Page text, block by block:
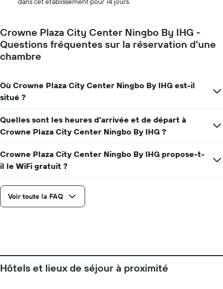
Crowne Plaza City Center Ningbo By IHG -
Questions fréquentes sur la réservation d’une
chambre
Où Crowne Plaza City Center Ningbo By IHG est-il
situé ?
Quelles sont les heures d’arrivée et de départ à
Crowne Plaza City Center Ningbo By IHG ?
Crowne Plaza City Center Ningbo By IHG propose-t-
il le WiFi gratuit ?
Voir toute la FAQ
Hôtels et lieux de séjour à proximité